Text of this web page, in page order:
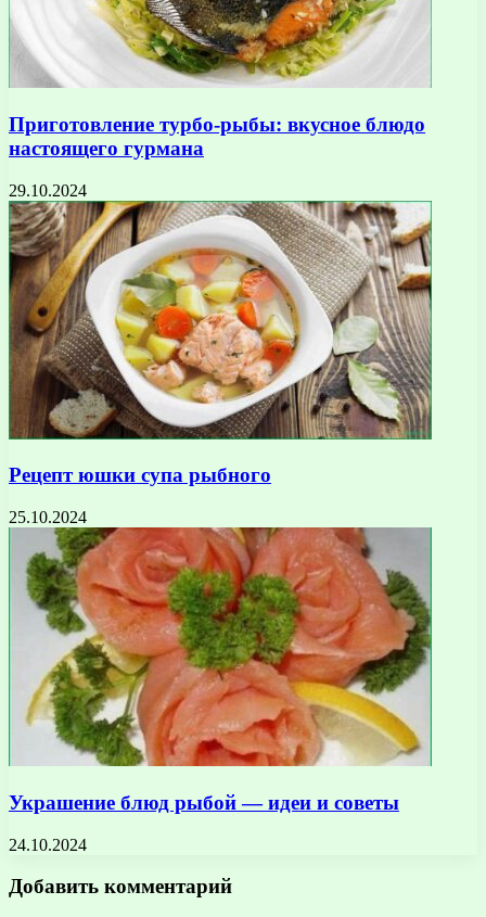
Приготовление турбо-рыбы: вкусное блюдо
настоящего гурмана
29.10.2024
Рецепт юшки супа рыбного
25.10.2024
Украшение блюд рыбой — идеи и советы
24.10.2024
Добавить комментарий